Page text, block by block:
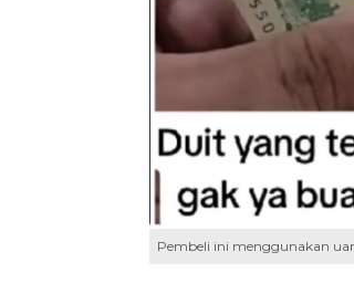
Pembeli ini menggunakan